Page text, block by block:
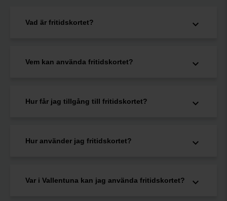
Vad är fritidskortet?
Vem kan använda fritidskortet?
Hur får jag tillgång till fritidskortet?
Hur använder jag fritidskortet?
Var i Vallentuna kan jag använda fritidskortet?